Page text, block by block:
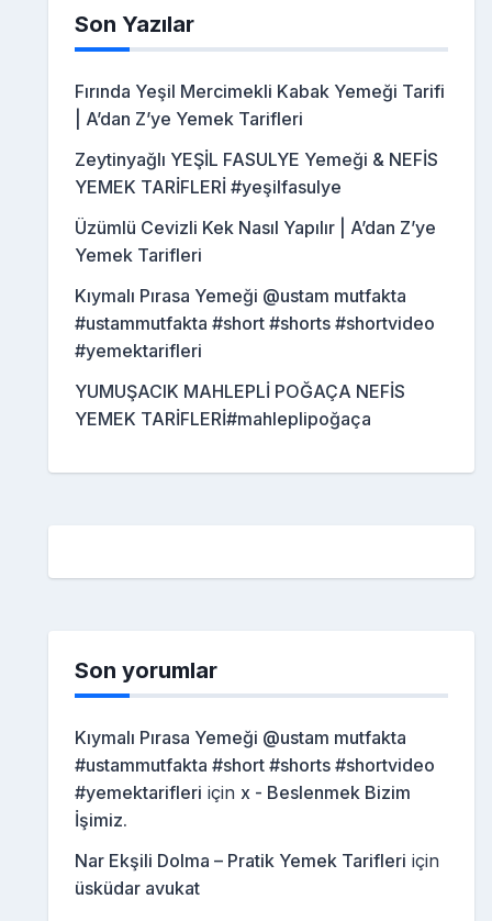
Son Yazılar
Fırında Yeşil Mercimekli Kabak Yemeği Tarifi
| A’dan Z’ye Yemek Tarifleri
Zeytinyağlı YEŞİL FASULYE Yemeği & NEFİS
YEMEK TARİFLERİ #yeşilfasulye
Üzümlü Cevizli Kek Nasıl Yapılır | A’dan Z’ye
Yemek Tarifleri
Kıymalı Pırasa Yemeği @ustam mutfakta
#ustammutfakta #short #shorts #shortvideo
#yemektarifleri
YUMUŞACIK MAHLEPLİ POĞAÇA NEFİS
YEMEK TARİFLERİ#mahleplipoğaça
Son yorumlar
Kıymalı Pırasa Yemeği @ustam mutfakta
#ustammutfakta #short #shorts #shortvideo
#yemektarifleri için x - Beslenmek Bizim
İşimiz.
Nar Ekşili Dolma – Pratik Yemek Tarifleri için
üsküdar avukat